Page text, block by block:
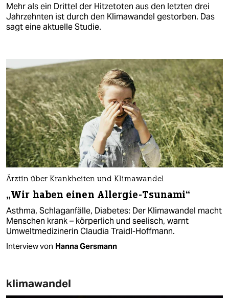
Mehr als ein Drittel der Hitzetoten aus den letzten drei
Jahrzehnten ist durch den Klimawandel gestorben. Das
sagt eine aktuelle Studie.
Ärztin über Krankheiten und Klimawandel
„Wir haben einen Allergie-Tsunami“
Asthma, Schlaganfälle, Diabetes: Der Klimawandel macht
Menschen krank – körperlich und seelisch, warnt
Umweltmedizinerin Claudia Traidl-Hoffmann.
Interview von Hanna Gersmann
klimawandel